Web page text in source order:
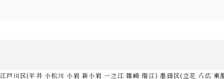
江戸川区(平井 小松川 小岩 新小岩 一之江 篠崎 瑞江) 墨田区(立花 八広